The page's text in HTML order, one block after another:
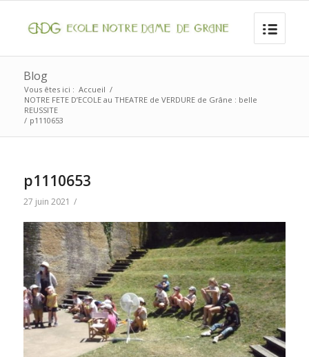
Blog
Vous êtes ici : Accueil /
NOTRE FETE D’ECOLE au THEATRE de VERDURE de Grâne : belle
REUSSITE
/ p1110653
p1110653
27 juin 2021 /